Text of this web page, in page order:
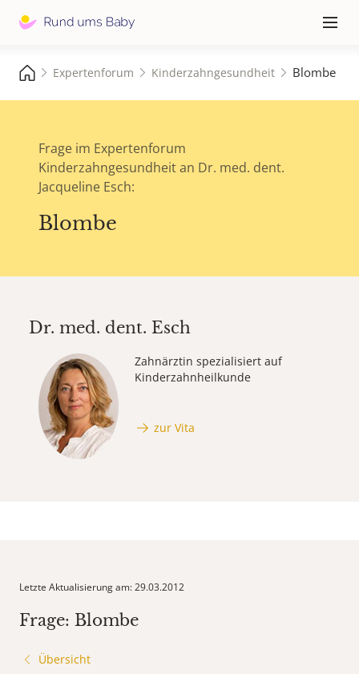
≡
Expertenforum Kinderzahngesundheit Blombe
Frage im Expertenforum
Kinderzahngesundheit an Dr. med. dent.
Jacqueline Esch:
Blombe
Dr. med. dent. Esch
Zahnärztin spezialisiert auf
Kinderzahnheilkunde
zur Vita
Letzte Aktualisierung am: 29.03.2012
Frage: Blombe
Übersicht